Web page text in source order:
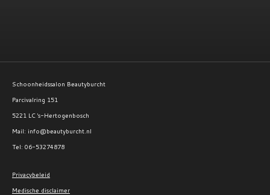
Schoonheidssalon Beautyburcht
Parcivalring 151
5221 LC 's-Hertogenbosch
Mail: info@beautyburcht.nl
Tel: 06-53274878
Privacybeleid
Medische disclaimer